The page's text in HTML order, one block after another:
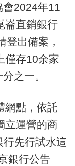
會2024年11
崙直銷銀行
登出備案，
僅存10余家
之一。
點，依託
立運營的商
先行試水這
銀行公告